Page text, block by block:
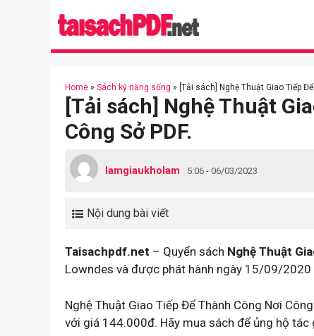
Home » Sách kỹ năng sống » [Tải sách] Nghệ Thuật Giao Tiếp
[Tải sách] Nghệ Thuật
Công Sở PDF.
lamgiaukholam 5:06 - 06/03/2023
Nội dung bài viết
Taisachpdf.net – Quyển sách Nghệ Thuật
Lowndes và được phát hành ngày 15/09/2020
Nghệ Thuật Giao Tiếp Để Thành Công Nơi
với giá 144.000đ. Hãy mua sách để ủng hộ tác